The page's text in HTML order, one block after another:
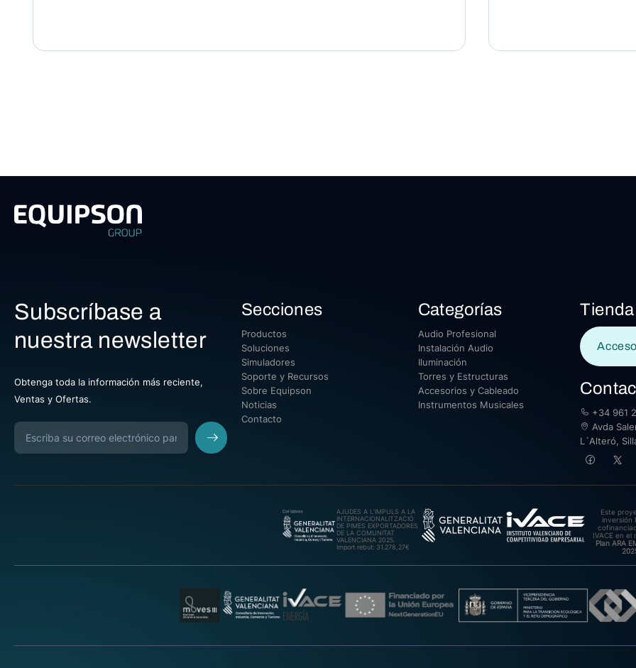
Subscríbase a
nuestra newsletter
Obtenga toda la información más reciente,
Ventas y Ofertas.
Secciones
Productos
Soluciones
Simuladores
Soporte y Recursos
Sobre Equipson
Noticias
Contacto
Categorías
Audio Profesional
Instalación Audio
Iluminación
Torres y Estructuras
Accesorios y Cableado
Instrumentos Musicales
Tienda
+34 961
Avda
L´Alteró,
AJUDES A L’IMPULS A LA
INTERNACIONALITZACIÓ
DE PIMES EXPORTADORES
DE LA COMUNITAT
VALENCIANA 2025.
Import rebut: 31.278,27€
Este
inversión
IVACE en el
Plan ARA